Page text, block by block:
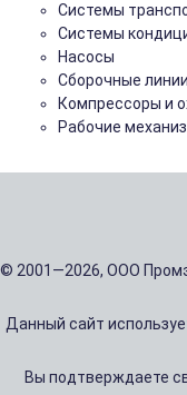
Системы
Системы
Насосы
Сборочные линии
Компрессоры и
Рабочие
© 2001—2026, ООО
Данный сайт
Вы подтверждаете